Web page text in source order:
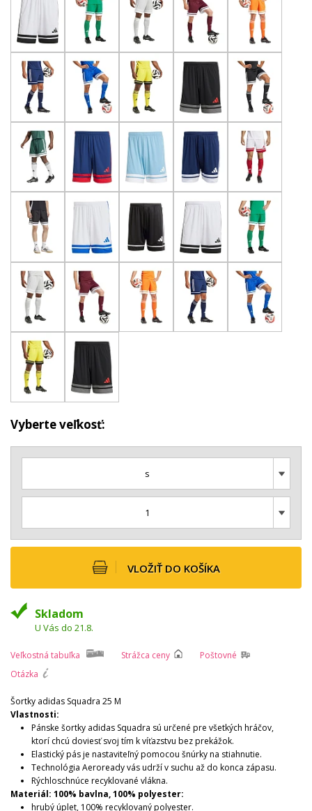
Vyberte veľkosť:
s
1
VLOŽIŤ DO KOŠÍKA
Skladom
U Vás do 21.8.
Veľkostná tabuľka Strážca ceny
Poštovné
Otázka
Šortky adidas Squadra 25 M
Vlastnosti:
Pánske šortky adidas Squadra sú určené pre všetkých hráčov,
ktorí chcú doviesť svoj tím k víťazstvu bez prekážok.
Elastický pás je nastaviteľný pomocou šnúrky na stiahnutie.
Technológia Aeroready vás udrží v suchu až do konca zápasu.
Rýchloschnúce recyklované vlákna.
Materiál: 100% bavlna, 100% polyester:
hrubý úplet, 100% recyklovaný polyester.